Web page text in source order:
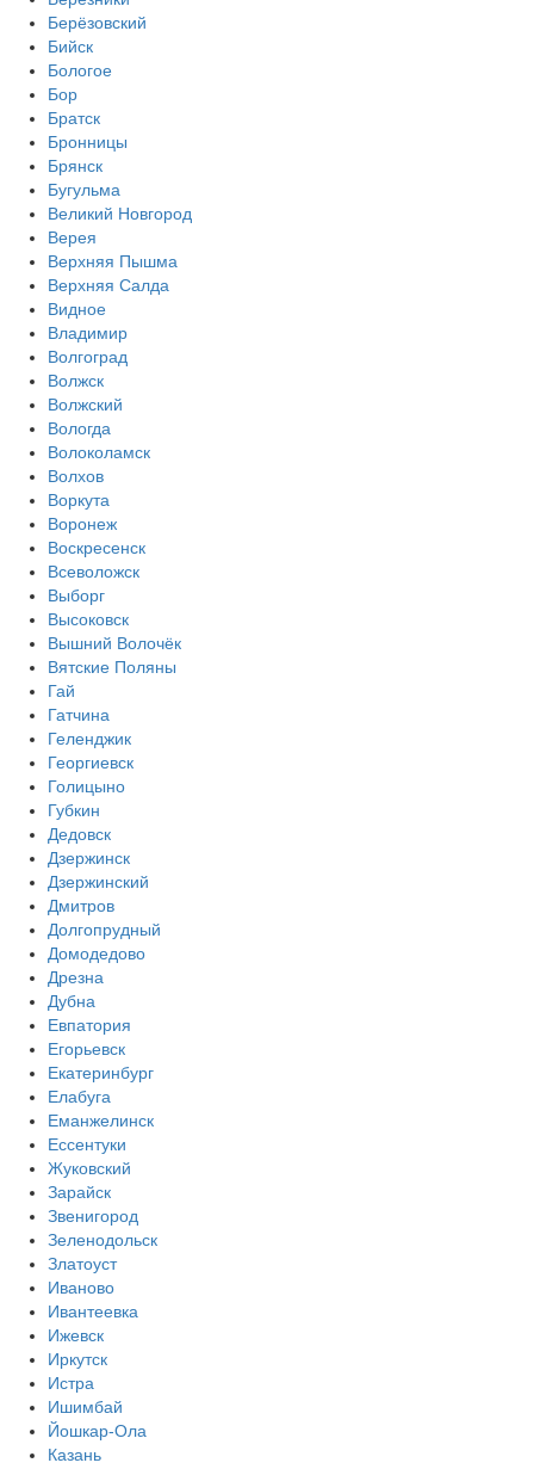
Берёзовский
Бийск
Бологое
Бор
Братск
Бронницы
Брянск
Бугульма
Великий Новгород
Верея
Верхняя Пышма
Верхняя Салда
Видное
Владимир
Волгоград
Волжск
Волжский
Вологда
Волоколамск
Волхов
Воркута
Воронеж
Воскресенск
Всеволожск
Выборг
Высоковск
Вышний Волочёк
Вятские Поляны
Гай
Гатчина
Геленджик
Георгиевск
Голицыно
Губкин
Дедовск
Дзержинск
Дзержинский
Дмитров
Долгопрудный
Домодедово
Дрезна
Дубна
Евпатория
Егорьевск
Екатеринбург
Елабуга
Еманжелинск
Ессентуки
Жуковский
Зарайск
Звенигород
Зеленодольск
Златоуст
Иваново
Ивантеевка
Ижевск
Иркутск
Истра
Ишимбай
Йошкар-Ола
Казань